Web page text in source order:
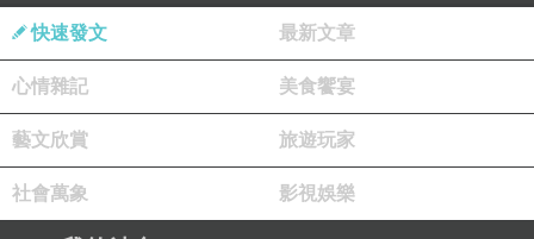
每個人見解觀感不同囉！
快速發文 最新文章
心情雜記 美食饗宴
藝文欣賞 旅遊玩家
社會萬象 影視娛樂